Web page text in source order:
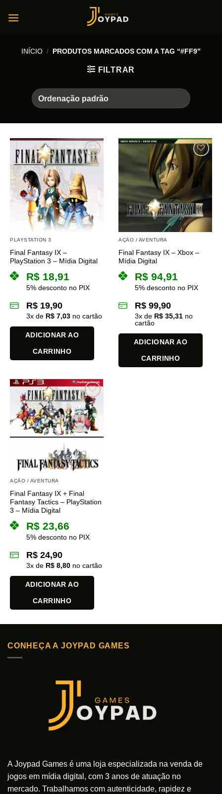
INÍCIO / PRODUTOS MARCADOS COM A TAG “#FF9”
FILTRAR
PLAYSTATION 3
Final Fantasy IX –
PlayStation 3 – Mídia Digital
R$ 18,91
5% desconto no PIX
R$ 19,90
3x de R$ 7,03 no cartão
ADICIONAR AO
CARRINHO
AÇÃO / AVENTURA
Final Fantasy IX – Xbox –
Mídia Digital
R$ 94,91
5% desconto no PIX
R$ 99,90
3x de R$ 35,31 no
cartão
ADICIONAR AO
CARRINHO
AÇÃO / AVENTURA
Final Fantasy IX + Final
Fantasy Tactics – PlayStation
3 – Mídia Digital
R$ 23,66
5% desconto no PIX
R$ 24,90
3x de R$ 8,80 no cartão
ADICIONAR AO
CARRINHO
CONHEÇA A JOYPAD GAMES
A Joypad Games é uma loja especializada na venda de
jogos em mídia digital, com 3 anos de atuação no
mercado. Trabalhamos com autenticidade, rapidez e